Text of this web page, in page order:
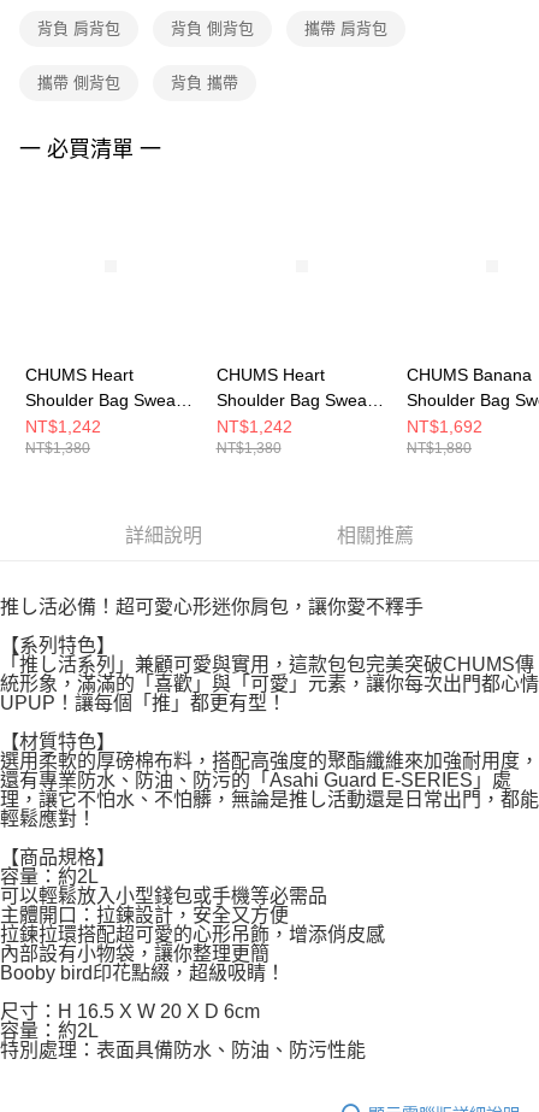
權轉讓予恩沛科技股份有限公司。
３．未成年的使用者請事先徵得法定代理人或監護人之同意方可使用
４．使用「AFTEE先享後付」時，將依據個別帳號之用戶狀況，依本公司即
背負 肩背包 背負 側背包 攜帶 肩背包
攜帶 側背包 背負 攜帶
一 必買清單 一
CHUMS Heart
Shoulder Bag Sweat
肩背包
CH603889M006
NT$1,242
NT$1,380
CHUMS Heart
Shoulder Bag Sweat
肩背包
CH603889K001
NT$1,242
NT$1,380
CHUMS Banana
Shoulder Bag
肩背包
CH603937K001
NT$1,692
NT$1,880
詳細說明 相關推薦
推し活必備！超可愛心形迷你肩包，讓你愛不釋手
【系列特色】
「推し活系列」兼顧可愛與實用，這款包包完美突破CHUMS傳
統形象，滿滿的「喜歡」與「可愛」元素，讓你每次出門都心情
UPUP！讓每個「推」都更有型！
【材質特色】
選用柔軟的厚磅棉布料，搭配高強度的聚酯纖維來加強耐用度，
還有專業防水、防油、防污的「Asahi Guard E-SERIES」處
理，讓它不怕水、不怕髒，無論是推し活動還是日常出門，都能
輕鬆應對！
【商品規格】
容量：約2L
可以輕鬆放入小型錢包或手機等必需品
主體開口：拉鍊設計，安全又方便
拉鍊拉環搭配超可愛的心形吊飾，增添俏皮感
內部設有小物袋，讓你整理更簡
Booby bird印花點綴，超級吸睛！
尺寸：H 16.5 X W 20 X D 6cm
容量：約2L
特別處理：表面具備防水、防油、防污性能